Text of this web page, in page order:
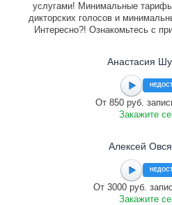
услугами! Минимальные
дикторских голосов и
Интересно?! Ознакомьтесь с
Анастасия
От 850 руб.
Закажите
Алексей
От 3000 руб.
Закажите